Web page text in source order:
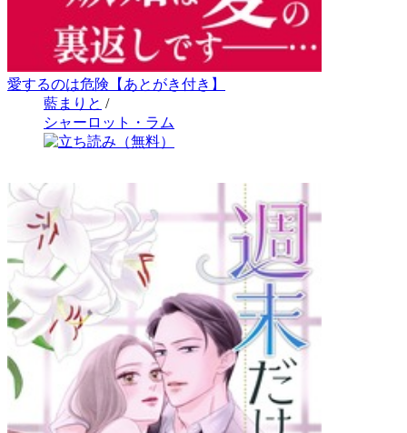
愛するのは危険【あとがき付き】
藍まりと /
シャーロット・ラム